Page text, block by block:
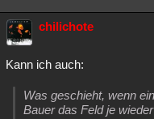
chilichote
Kann ich auch:
Was geschieht, wenn
Bauer das Feld je